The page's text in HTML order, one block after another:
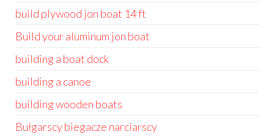
build plywood jon boat 14 ft
Build your aluminum jon boat
building a boat dock
building a canoe
building wooden boats
Bułgarscy biegacze narciarscy